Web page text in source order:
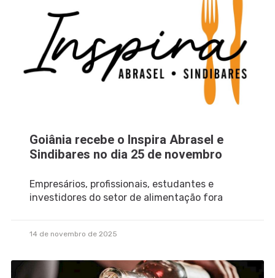
Goiânia recebe o Inspira Abrasel e
Sindibares no dia 25 de novembro
Empresários, profissionais, estudantes e
investidores do setor de alimentação fora
14 de novembro de 2025